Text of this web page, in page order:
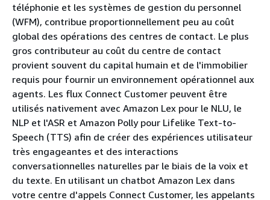
téléphonie et les systèmes de gestion du personnel
(WFM), contribue proportionnellement peu au coût
global des opérations des centres de contact. Le plus
gros contributeur au coût du centre de contact
provient souvent du capital humain et de l'immobilier
requis pour fournir un environnement opérationnel aux
agents. Les flux Connect Customer peuvent être
utilisés nativement avec Amazon Lex pour le NLU, le
NLP et l'ASR et Amazon Polly pour Lifelike Text-to-
Speech (TTS) afin de créer des expériences utilisateur
très engageantes et des interactions
conversationnelles naturelles par le biais de la voix et
du texte. En utilisant un chatbot Amazon Lex dans
votre centre d'appels Connect Customer, les appelants